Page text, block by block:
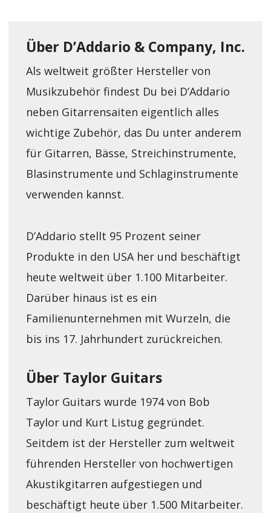
Über D’Addario & Company, Inc.
Als weltweit größter Hersteller von
Musikzubehör findest Du bei D’Addario
neben Gitarrensaiten eigentlich alles
wichtige Zubehör, das Du unter anderem
für Gitarren, Bässe, Streichinstrumente,
Blasinstrumente und Schlaginstrumente
verwenden kannst.
D’Addario stellt 95 Prozent seiner
Produkte in den USA her und beschäftigt
heute weltweit über 1.100 Mitarbeiter.
Darüber hinaus ist es ein
Familienunternehmen mit Wurzeln, die
bis ins 17. Jahrhundert zurückreichen.
Über Taylor Guitars
Taylor Guitars wurde 1974 von Bob
Taylor und Kurt Listug gegründet.
Seitdem ist der Hersteller zum weltweit
führenden Hersteller von hochwertigen
Akustikgitarren aufgestiegen und
beschäftigt heute über 1.500 Mitarbeiter.